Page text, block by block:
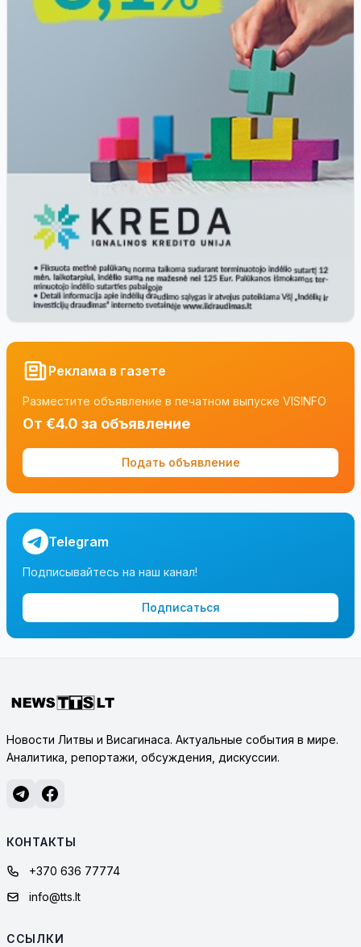
Реклама в газете
Разместите объявление в печатном выпуске VISINFO
От €4.0 за объявление
Подать объявление
Telegram
Подписывайтесь на наш канал!
Подписаться
Новости Литвы и Висагинаса. Актуальные события в мире.
Аналитика, репортажи, обсуждения, дискуссии.
КОНТАКТЫ
+370 636 77774
info@tts.lt
ССЫЛКИ